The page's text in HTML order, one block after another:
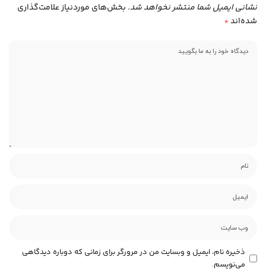
نشانی ایمیل شما منتشر نخواهد شد. بخش‌های موردنیاز علامت‌گذاری
شده‌اند*
ذخیره نام، ایمیل و وبسایت من در مرورگر برای زمانی که دوباره دیدگاهی
می‌نویسم.